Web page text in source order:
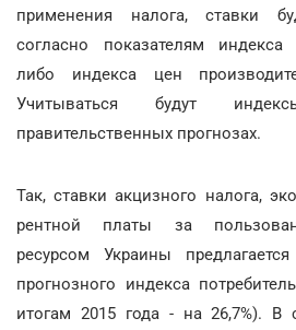
применения налога, ставки
согласно показателям индекса
либо индекса цен
Учитываться будут
правительственных прогнозах.
Так, ставки акцизного налога,
рентной платы за
ресурсом Украины
прогнозного индекса
итогам 2015 года - на 26,7%). В